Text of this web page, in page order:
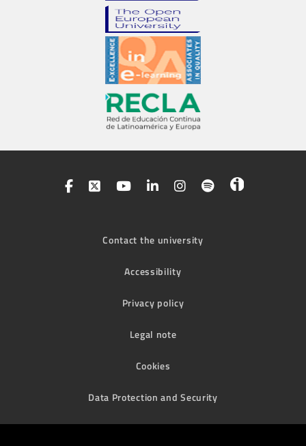
Contact the university
Accessibility
Privacy policy
Legal note
Cookies
Data Protection and Security